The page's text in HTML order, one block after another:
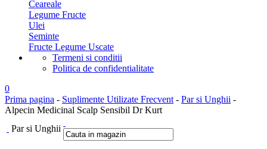
Ceareale
Legume Fructe
Ulei
Seminte
Fructe Legume Uscate
Termeni si conditii
Politica de confidentialitate
0
Prima pagina - Suplimente Utilizate Frecvent - Par si Unghii -
Alpecin Medicinal Scalp Sensibil Dr Kurt
Par si Unghii